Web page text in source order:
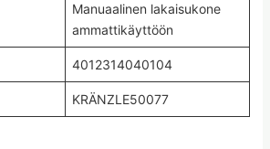
Manuaalinen lakaisukone
ammattikäyttöön
4012314040104
KRÄNZLE50077